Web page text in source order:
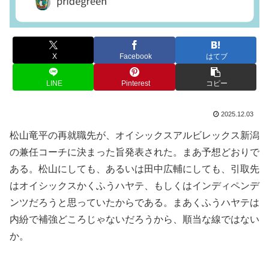
X Facebook はてブ
LINE Pinterest コピー
2025.12.03
松山竜平の再就職先が、オイシックスアルビレックス新潟
の兼任コーチに決まった旨発表された。まあ予想どおりで
ある。松山にしても、あるいは田中広輔にしても、引取先
はオイシックスかくふうハヤテ、もしくはインディペンデ
ンツだろうと思っていたからである。まあくふうハヤテは
内紛で補強どころじゃないだろうから、順当な線ではない
か。